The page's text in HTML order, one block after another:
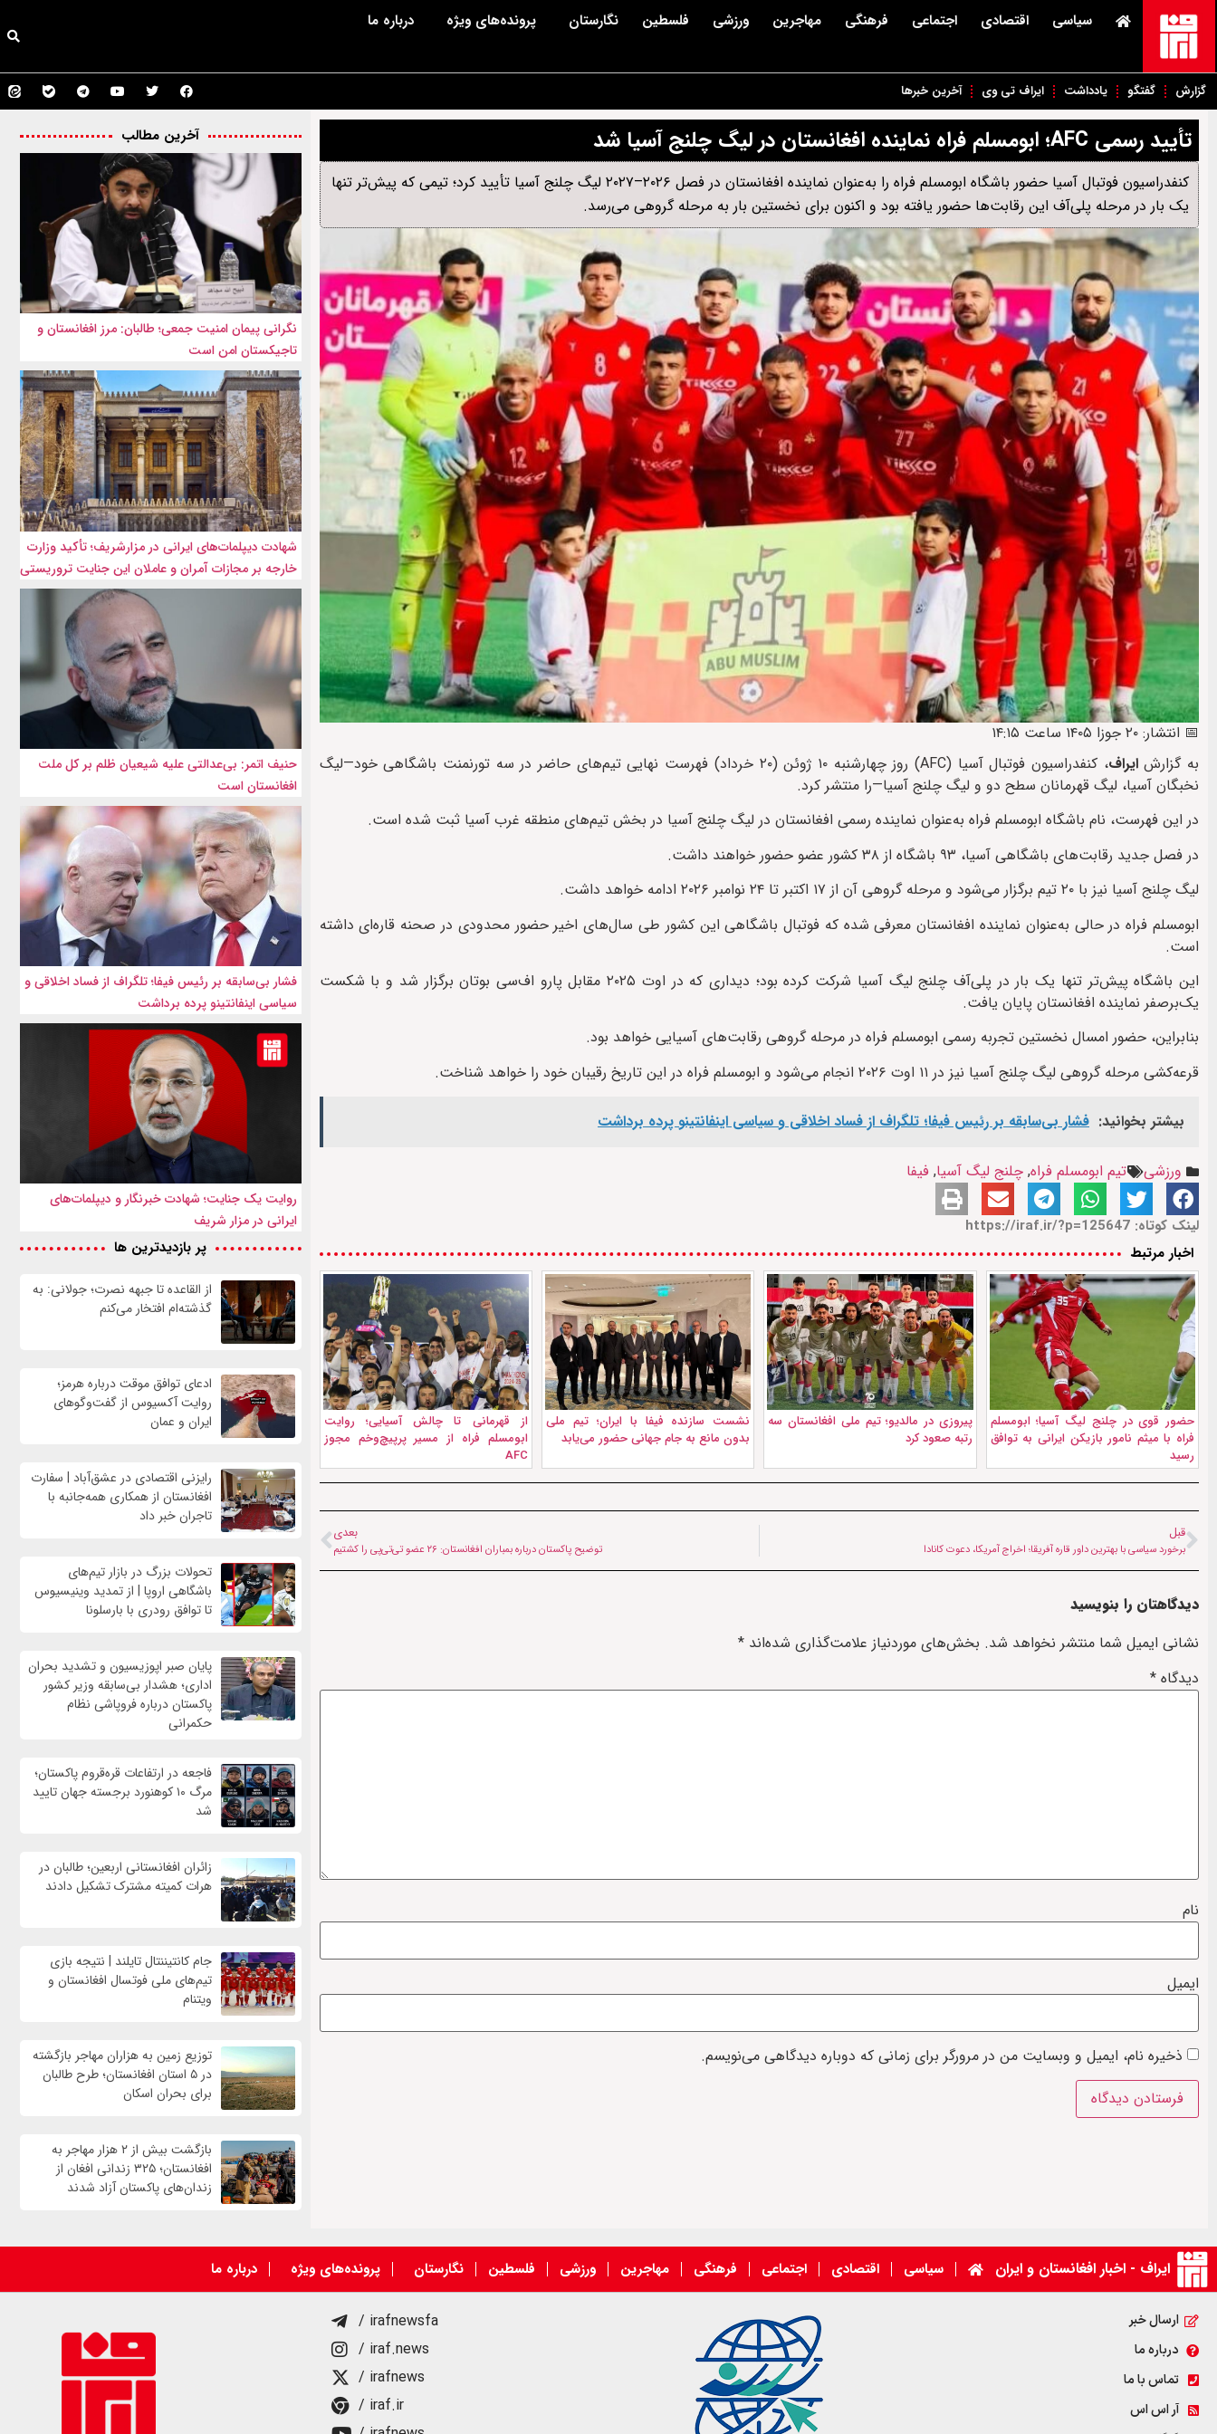
سیاسی اقتصادی اجتماعی فرهنگی مهاجرین ورزشی فلسطین نگارستان پرونده‌های ویژه درباره ما
گزارش گفتگو یادداشت ایراف تی وی آخرین خبرها
تأیید رسمی AFC؛ ابومسلم فراه نماینده افغانستان در لیگ چلنج آسیا شد
کنفدراسیون فوتبال آسیا حضور باشگاه ابومسلم فراه را به‌عنوان نماینده افغانستان در فصل ۲۰۲۶–۲۰۲۷ لیگ چلنج آسیا تأیید کرد؛ تیمی که پیش‌تر تنها
یک بار در مرحله پلی‌آف این رقابت‌ها حضور یافته بود و اکنون برای نخستین بار به مرحله گروهی می‌رسد.
📅 انتشار: ۲۰ جوزا ۱۴۰۵ ساعت ۱۴:۱۵
به گزارشایراف
، کنفدراسیون فوتبال آسیا (AFC) روز چهارشنبه ۱۰ ژوئن (۲۰ خرداد) فهرست نهایی تیم‌های حاضر در سه تورنمنت باشگاهی خود—لیگ
نخبگان آسیا، لیگ قهرمانان سطح دو و لیگ چلنج آسیا—را منتشر کرد.
در این فهرست، نام باشگاه ابومسلم فراه به‌عنوان نماینده رسمی افغانستان در لیگ چلنج آسیا در بخش تیم‌های منطقه غرب آسیا ثبت شده است.
در فصل جدید رقابت‌های باشگاهی آسیا، ۹۳ باشگاه از ۳۸ کشور عضو حضور خواهند داشت.
لیگ چلنج آسیا نیز با ۲۰ تیم برگزار می‌شود و مرحله گروهی آن از ۱۷ اکتبر تا ۲۴ نوامبر ۲۰۲۶ ادامه خواهد داشت.
ابومسلم فراه در حالی به‌عنوان نماینده افغانستان معرفی شده که فوتبال باشگاهی این کشور طی سال‌های اخیر حضور محدودی در صحنه قاره‌ای داشته
است.
این باشگاه پیش‌تر تنها یک بار در پلی‌آف چلنج لیگ آسیا شرکت کرده بود؛ دیداری که در اوت ۲۰۲۵ مقابل پارو اف‌سی بوتان برگزار شد و با شکست
یک‌برصفر نماینده افغانستان پایان یافت.
بنابراین، حضور امسال نخستین تجربه رسمی ابومسلم فراه در مرحله گروهی رقابت‌های آسیایی خواهد بود.
قرعه‌کشی مرحله گروهی لیگ چلنج آسیا نیز در ۱۱ اوت ۲۰۲۶ انجام می‌شود و ابومسلم فراه در این تاریخ رقیبان خود را خواهد شناخت.
بیشتر بخوانید: فشار بی‌سابقه بر رئیس فیفا؛ تلگراف از فساد اخلاقی و سیاسی اینفانتینو پرده برداشت
ورزشی تیم ابومسلم فراه, چلنج لیگ آسیا, فیفا
لینک کوتاه: https://iraf.ir/?p=125647
اخبار مرتبط
حضور قوی در چلنج لیگ آسیا؛ ابومسلم
فراه با میثم نامور بازیکن ایرانی به توافق
رسید
پیروزی در مالدیو؛ تیم ملی افغانستان سه
رتبه صعود کرد
نشست سازنده فیفا با ایران؛ تیم ملی
بدون مانع به جام جهانی حضور می‌یابد
از قهرمانی تا چالش آسیایی؛ روایت
ابومسلم فراه از مسیر پرپیچ‌وخم مجوز
AFC
قبل
برخورد سیاسی با بهترین داور قاره آفریقا؛ اخراج آمریکا، دعوت کانادا
بعدی
توضیح پاکستان درباره بمباران افغانستان: ۲۶ عضو تی‌تی‌پی را کشتیم
دیدگاهتان را بنویسید
نشانی ایمیل شما منتشر نخواهد شد. بخش‌های موردنیاز علامت‌گذاری شده‌اند *
دیدگاه *
نام
ایمیل
ذخیره نام، ایمیل و وبسایت من در مرورگر برای زمانی که دوباره دیدگاهی می‌نویسم.
آخرین مطالب
نگرانی پیمان امنیت جمعی؛ طالبان: مرز افغانستان و
تاجیکستان امن است
شهادت‌ دیپلمات‌های ایرانی در مزارشریف؛ تأکید وزارت
خارجه بر مجازات آمران و عاملان این جنایت تروریستی
حنیف اتمر: بی‌عدالتی علیه شیعیان ظلم بر کل ملت
افغانستان است
فشار بی‌سابقه بر رئیس فیفا؛ تلگراف از فساد اخلاقی و
سیاسی اینفانتینو پرده برداشت
روایت یک جنایت؛ شهادت خبرنگار و دیپلمات‌های
ایرانی در مزار شریف
پر بازدیدترین ها
از القاعده تا جبهه نصرت؛ جولانی: به
گذشته‌ام افتخار می‌کنم
ادعای توافق موقت درباره هرمز؛
روایت آکسیوس از گفت‌وگوهای
ایران و عمان
رایزنی اقتصادی در عشق‌آباد | سفارت
افغانستان از همکاری همه‌جانبه با
تاجران خبر داد
تحولات بزرگ در بازار تیم‌های
باشگاهی اروپا | از تمدید وینیسیوس
تا توافق رودری با بارسلونا
پایان صبر اپوزیسیون و تشدید بحران
اداری؛ هشدار بی‌سابقه وزیر کشور
پاکستان درباره فروپاشی نظام
حکمرانی
فاجعه در ارتفاعات قره‌قروم پاکستان؛
مرگ ۱۰ کوهنورد برجسته جهان تایید
شد
زائران افغانستانی اربعین؛ طالبان در
هرات کمیته مشترک تشکیل دادند
جام کانتیننتال تایلند | نتیجه بازی
تیم‌های ملی فوتسال افغانستان و
ویتنام
توزیع زمین به هزاران مهاجر بازگشته
در ۵ استان افغانستان؛ طرح طالبان
برای بحران اسکان
بازگشت بیش از ۲ هزار مهاجر به
افغانستان؛ ۳۲۵ زندانی افغان از
زندان‌های پاکستان آزاد شدند
ایراف - اخبار افغانستان و ایران سیاسی اقتصادی اجتماعی فرهنگی مهاجرین ورزشی فلسطین نگارستان پرونده‌های ویژه درباره ما
ارسال خبر
درباره ما
تماس با ما
آر اس اس
/ irafnewsfa
/ iraf.news
/ irafnews
/ iraf.ir